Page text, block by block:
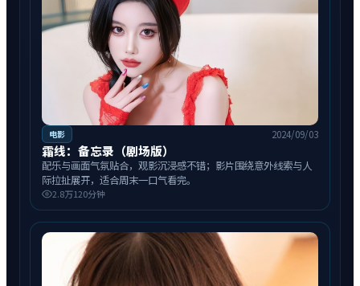
电影 2024/09/03
霜线：备忘录（剧场版）
配乐与画面气氛贴合，观影沉浸感不错；影片围绕意外线索与人
际拉扯展开，适合周末一口气看完。
2.8万120分钟